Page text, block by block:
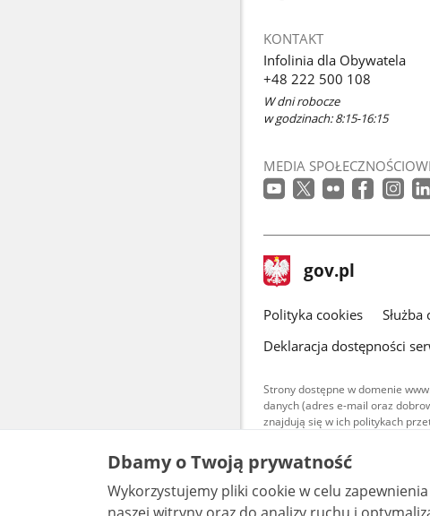
KONTAKT
Infolinia dla Obywatela
+48 222 500 108
W dni robocze
w godzinach: 8:15-16:15
MEDIA
stopka
gov.pl Strona
gov.pl
gov.pl
Polityka cookies
Deklaracja dostępności
Strony dostępne w domenie
danych (adres e-mail oraz
znajdują się w ich politykach
Treści tekstowe
udostępniane na
warunkach 4.0
są udostępniane
bez utworów
Dbamy o Twoją prywatność
Wykorzystujemy pliki cookie w celu